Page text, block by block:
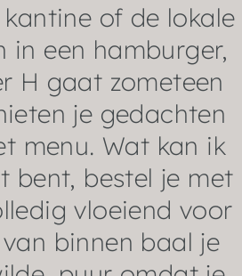
of de lokale
in een hamburger,
H gaat zometeen
je gedachten
menu. Wat kan ik
bent, bestel je met
vloeiend voor
binnen baal je